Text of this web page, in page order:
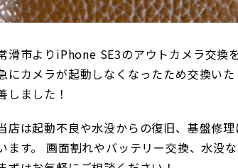
滑市よりiPhone SE3のアウトカメラ交換
にカメラが起動しなくなったため交換い
しました！
店は起動不良や水没からの復旧、基盤修
ます。 画面割れやバッテリー交換、水没